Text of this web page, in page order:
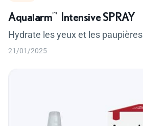
Aqualarm™ Intensive SPRAY
Hydrate les yeux et les paupières
21/01/2025